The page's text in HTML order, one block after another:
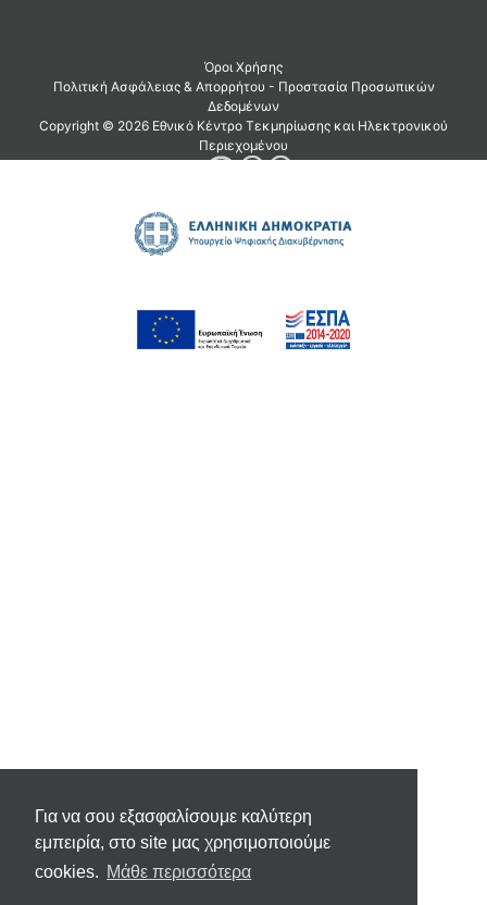
Για να σου εξασφαλίσουμε καλύτερη
εμπειρία, στο site μας χρησιμοποιούμε
cookies. Μάθε περισσότερα